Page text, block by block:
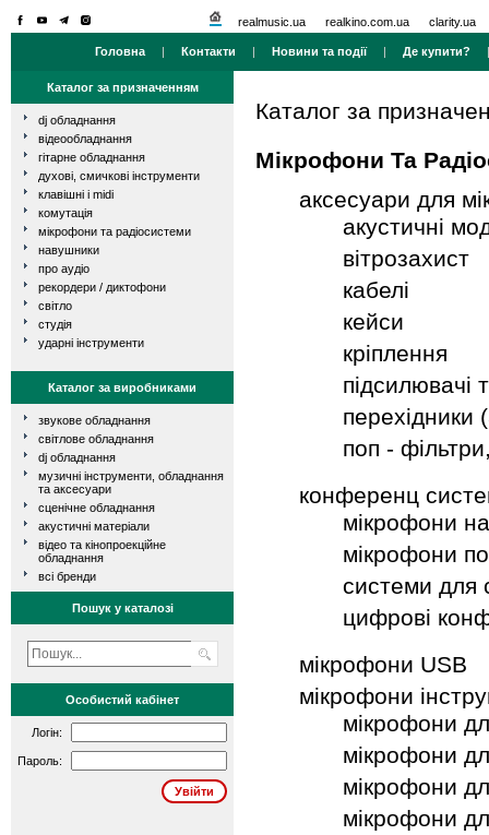
realmusic.ua realkino.com.ua clarity.ua
Головна | Контакти | Новини та події| Де купити?
Каталог за призначенням
dj обладнання
відеообладнання
гітарне обладнання
духові, смичкові інструменти
клавішні і midi
комутація
мікрофони та радіосистеми
навушники
про аудіо
рекордери / диктофони
світло
студія
ударні інструменти
Каталог за виробниками
звукове обладнання
світлове обладнання
dj обладнання
музичні інструменти, обладнання
та аксесуари
сценічне обладнання
акустичні матеріали
відео та кінопроекційне
обладнання
всі бренди
Пошук у каталозі
Особистий кабінет
Логін:
Пароль:
Каталог за
Мікрофони Та
аксесуари для
акустичні
вітрозахист
кабелі
кейси
кріплення
підсилювачі
перехідники
поп -
конференц
мікрофони на
мікрофони
системи для
цифрові
мікрофони USB
мікрофони
мікрофони
мікрофони
мікрофони
мікрофони